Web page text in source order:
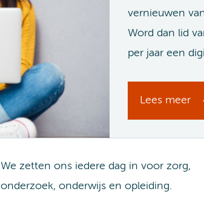
vernieuwen
Word dan lid
per jaar een
Lees meer
We zetten ons iedere dag in voor zorg,
onderzoek, onderwijs en opleiding.